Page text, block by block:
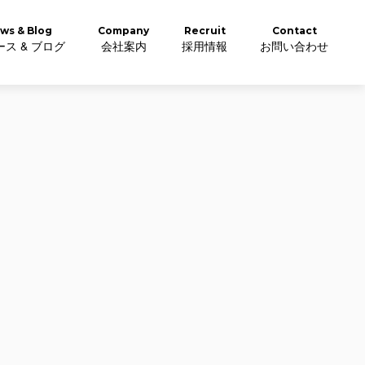
& Blog
ス & ブログ
Company
会社案内
Recruit
採用情報
Contact
お問い合わせ